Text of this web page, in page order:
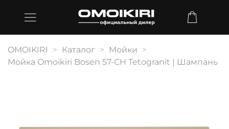
OMOIKIRI Каталог
Мойки
Мойка Omoikiri Bosen 57-CH Tetogranit | Шампань